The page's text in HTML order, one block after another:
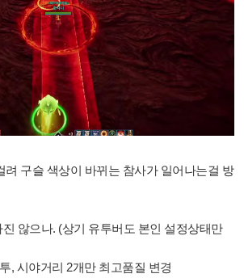
려 구슬 색상이 바뀌는 참사가 일어나는걸 방
않으나. (상기 유투버도 본인 설정상태만
, 시야거리 2개만 최고품질 변경